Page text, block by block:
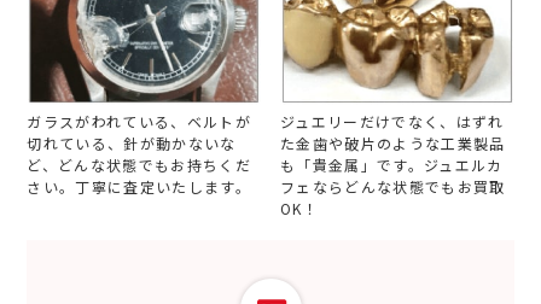
ガラスがわれている、ベルトが
切れている、針が動かないな
ど、どんな状態でもお持ちくだ
さい。丁寧に査定いたします。
ジュエリーだけでなく、はずれ
た金歯や破片のような工業製品
も「貴金属」です。ジュエルカ
フェならどんな状態でもお買取
OK！